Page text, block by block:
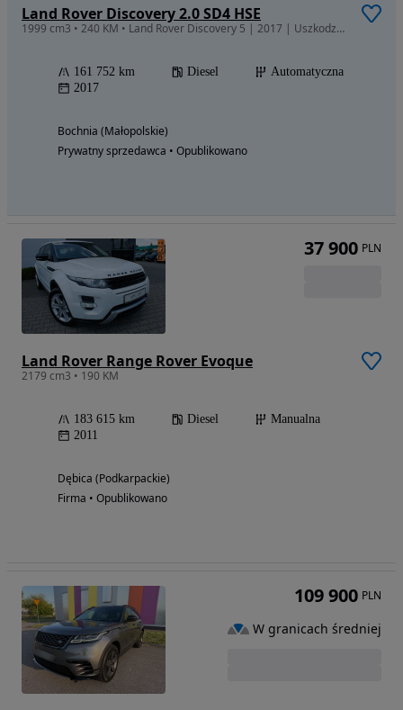
Land Rover Discovery 2.0 SD4 HSE
1999 cm3 • 240 KM • Land Rover Discovery 5 | 2017 | Uszkodzony silnik |Faktura bez Vat |
161 752 km Diesel
Automatyczna
2017
Bochnia (Małopolskie)
Prywatny sprzedawca • Opublikowano
Land Rover Range Rover Evoque
2179 cm3 • 190 KM
183 615 km Diesel
Manualna
2011
Dębica (Podkarpackie)
Firma • Opublikowano
37 900 PLN
109 900 PLN
W granicach średniej